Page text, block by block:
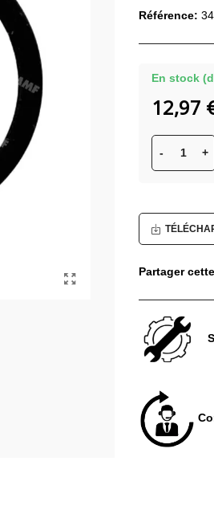
Référence:
En stock
- +
12,97
Partager